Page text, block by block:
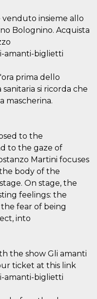
insieme allo
Bolognino. Acquista
amanti-biglietti
prima dello
si ricorda che
mascherina.
to the
to the gaze of
Martini focuses
body of the
On stage, the
feelings: the
fear of being
into
the show Gli amanti
ticket at this link
amanti-biglietti
specifico per il
buon esempio è
per un utente
1 anno 1
mese
Questo cookie
viene
generalmente
utilizzato per le
prestazioni e
dei contenuti
sul browser per
rendere le
pagine più
veloci.
settimane
2 giorni
Questo cookie
viene utilizzato
dal servizio
Cookie-
visitatori. È
banner dei
cookie di
Cookie-